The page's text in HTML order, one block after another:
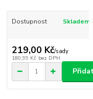
Dostupnost Skladem
219,00 Kč/sady
180,99 Kč bez DPH